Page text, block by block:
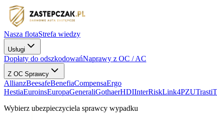
Nasza flotaStrefa wiedzy
Usługi
Dopłaty do odszkodowańNaprawy z OC / AC
Z OC Sprawcy
AllianzBeesafeBenefiaCompensaErgo
HestiaEuroinsEuropaGeneraliGothaerHDIInterRiskLink4PZUTrasti
Wybierz ubezpieczyciela sprawcy wypadku